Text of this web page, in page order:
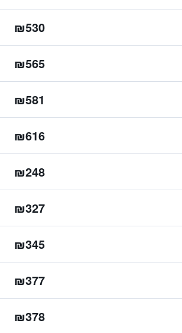
₪530
₪565
₪581
₪616
₪248
₪327
₪345
₪377
₪378